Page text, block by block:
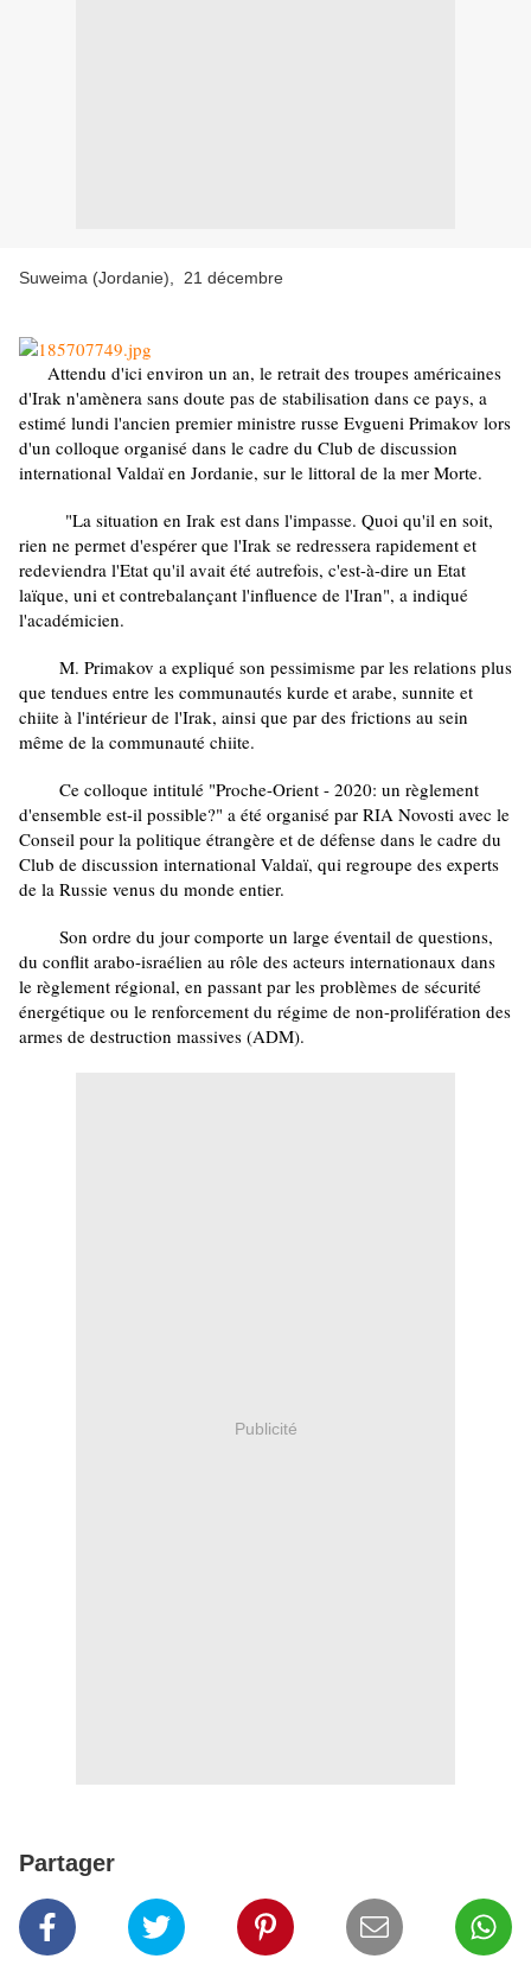
Suweima (Jordanie), 21 décembre
Attendu d'ici environ un an, le retrait des troupes américaines
d'Irak n'amènera sans doute pas de stabilisation dans ce pays, a
estimé lundi l'ancien premier ministre russe Evgueni Primakov lors
d'un colloque organisé dans le cadre du Club de discussion
international Valdaï en Jordanie, sur le littoral de la mer Morte.
"La situation en Irak est dans l'impasse. Quoi qu'il en soit,
rien ne permet d'espérer que l'Irak se redressera rapidement et
redeviendra l'Etat qu'il avait été autrefois, c'est-à-dire un Etat
laïque, uni et contrebalançant l'influence de l'Iran", a indiqué
l'académicien.
M. Primakov a expliqué son pessimisme par les relations plus
que tendues entre les communautés kurde et arabe, sunnite et
chiite à l'intérieur de l'Irak, ainsi que par des frictions au sein
même de la communauté chiite.
Ce colloque intitulé "Proche-Orient - 2020: un règlement
d'ensemble est-il possible?" a été organisé par RIA Novosti avec le
Conseil pour la politique étrangère et de défense dans le cadre du
Club de discussion international Valdaï, qui regroupe des experts
de la Russie venus du monde entier.
Son ordre du jour comporte un large éventail de questions,
du conflit arabo-israélien au rôle des acteurs internationaux dans
le règlement régional, en passant par les problèmes de sécurité
énergétique ou le renforcement du régime de non-prolifération des
armes de destruction massives (ADM).
Publicité
Partager